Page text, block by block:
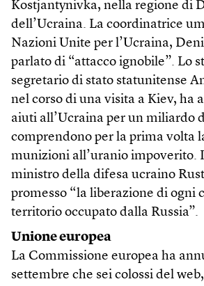
Kostjantynivka, nella regione di
dell’Ucraina. La coordinatrice
Nazioni Unite per l’Ucraina,
parlato di “attacco ignobile”. Lo
segretario di stato statunitense
nel corso di una visita a Kiev, ha
aiuti all’Ucraina per un miliardo
comprendono per la prima volta
munizioni all’uranio impoverito.
ministro della difesa ucraino
promesso “la liberazione di ogni
territorio occupato dalla Russia”.
Unione europea
La Commissione europea ha
settembre che sei colossi del